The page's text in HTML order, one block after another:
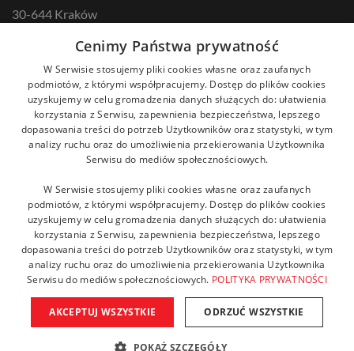
30-644 Kraków
kontakt@zikodlazdrowia.org
DOWIEDZ SIĘ WIĘCEJ!
Copyright © 2021 Fundacja ZIKO dla zdrowia. Wszelkie prawa
zastrzeżone. Powered by AMGS.
Cenimy Państwa prywatność
W Serwisie stosujemy pliki cookies własne oraz zaufanych
podmiotów, z którymi współpracujemy. Dostęp do plików cookies
uzyskujemy w celu gromadzenia danych służących do: ułatwienia
korzystania z Serwisu, zapewnienia bezpieczeństwa, lepszego
dopasowania treści do potrzeb Użytkowników oraz statystyki, w tym
analizy ruchu oraz do umożliwienia przekierowania Użytkownika
Serwisu do mediów społecznościowych.
W Serwisie stosujemy pliki cookies własne oraz zaufanych
podmiotów, z którymi współpracujemy. Dostęp do plików cookies
uzyskujemy w celu gromadzenia danych służących do: ułatwienia
korzystania z Serwisu, zapewnienia bezpieczeństwa, lepszego
dopasowania treści do potrzeb Użytkowników oraz statystyki, w tym
analizy ruchu oraz do umożliwienia przekierowania Użytkownika
Serwisu do mediów społecznościowych. POLITYKA PRYWATNOŚCI
AKCEPTUJ WSZYSTKIE ODRZUĆ WSZYSTKIE
POKAŻ SZCZEGÓŁY